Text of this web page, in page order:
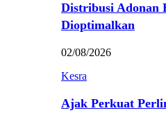
Distribusi Adonan
Dioptimalkan
02/08/2026
Kesra
Ajak Perkuat